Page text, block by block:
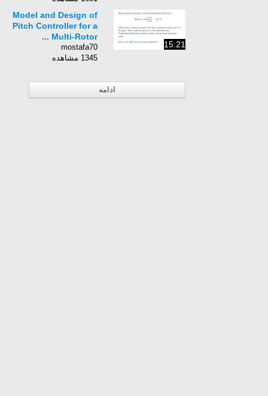
15:21
Model and Design of
Pitch Controller for a
Multi-Rotor ...
mostafa70
1345 مشاهده
ادامه